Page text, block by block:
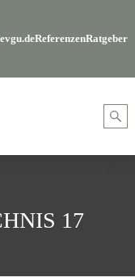
ReferenzenRatgeber
17